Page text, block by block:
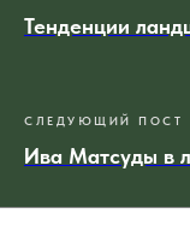
Тенденции
СЛЕДУЮЩИЙ ПОСТ
Ива Матсуды в